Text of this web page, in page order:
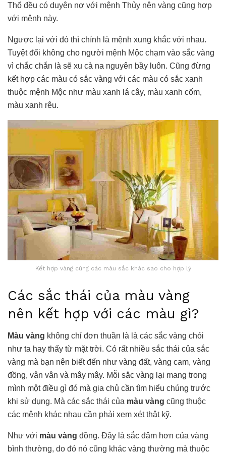
Thổ đều có duyên nợ với mệnh Thủy nên vàng cũng hợp
với mệnh này.
Ngược lại với đó thì chính là mệnh xung khắc với nhau.
Tuyệt đối không cho người mệnh Mộc chạm vào sắc vàng
vì chắc chắn là sẽ xu cà na nguyên bầy luôn. Cũng đừng
kết hợp các màu có sắc vàng với các màu có sắc xanh
thuộc mệnh Mộc như màu xanh lá cây, màu xanh cốm,
màu xanh rêu.
Kết hợp vàng cùng các màu sắc khác sao cho hợp lý
Các sắc thái của màu vàng
nên kết hợp với các màu gì?
Màu vàng không chỉ đơn thuần là là các sắc vàng chói
như ta hay thấy từ mặt trời. Có rất nhiều sắc thái của sắc
vàng mà bạn nên biết đến như vàng đất, vàng cam, vàng
đồng, vân vân và mây mây. Mỗi sắc vàng lại mang trong
mình một điều gì đó mà gia chủ cần tìm hiểu chúng trước
khi sử dụng. Mà các sắc thái của màu vàng cũng thuộc
các mệnh khác nhau cần phải xem xét thật kỹ.
Như với màu vàng đồng. Đây là sắc đậm hơn của vàng
bình thường, do đó nó cũng khác vàng thường mà thuộc